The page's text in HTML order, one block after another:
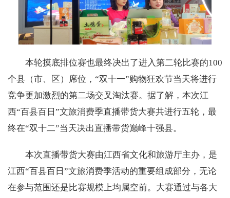
​本轮摸底排位赛也最终决出了进入第二轮比赛的100
个县（市、区）席位，“双十一”购物狂欢节当天将进行
竞争更加激烈的第二场交叉淘汰赛。据了解，本次江
西“百县百日”文旅消费季直播带货大赛共进行五轮，最
终在“双十二”当天决出直播带货巅峰十强县。
本次直播带货大赛由江西省文化和旅游厅主办，是
江西“百县百日”文旅消费季活动的重要组成部分，无论
在参与范围还是比赛规模上均属空前。大赛通过与各大